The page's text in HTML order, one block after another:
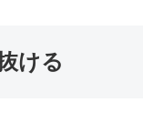
ける